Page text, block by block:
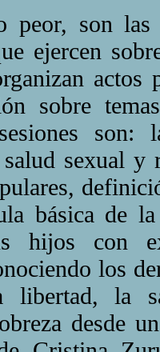
son las
ejercen
sobre
sexual y
básica de
hijos con
los
la
desde